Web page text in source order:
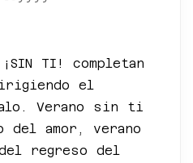
TI! completan
el
Verano sin ti
del amor, verano
regreso del